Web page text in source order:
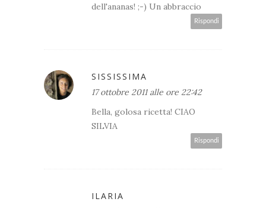
dell'ananas! ;-) Un abbraccio
Rispondi
SISSISSIMA
17 ottobre 2011 alle ore 22:42
Bella, golosa ricetta! CIAO
SILVIA
Rispondi
ILARIA